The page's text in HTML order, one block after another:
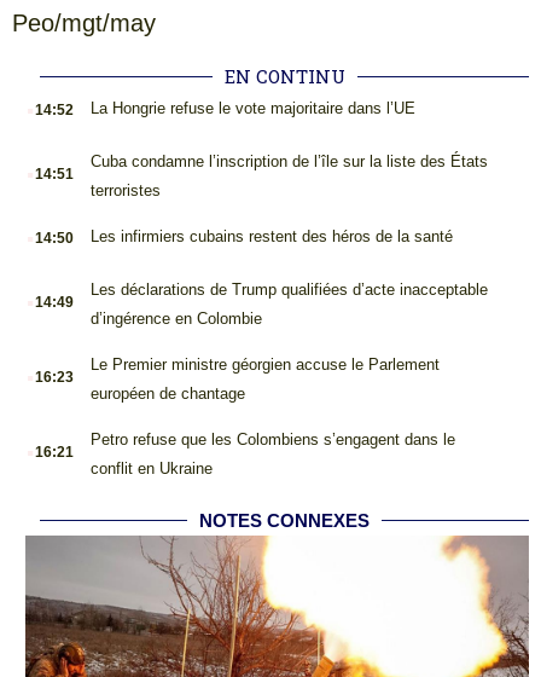
Peo/mgt/may
EN CONTINU
14:52 La Hongrie refuse le vote majoritaire dans l’UE
14:51
Cuba condamne l’inscription de l’île sur la liste des États
terroristes
14:50 Les infirmiers cubains restent des héros de la santé
14:49
Les déclarations de Trump qualifiées d’acte inacceptable
d’ingérence en Colombie
16:23
Le Premier ministre géorgien accuse le Parlement
européen de chantage
16:21
Petro refuse que les Colombiens s’engagent dans le
conflit en Ukraine
NOTES CONNEXES